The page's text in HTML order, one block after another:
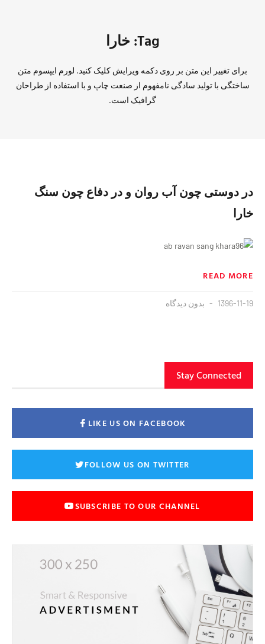
Tag: خارا
برای تغییر این متن بر روی دکمه ویرایش کلیک کنید. لورم ایپسوم متن
ساختگی با تولید سادگی نامفهوم از صنعت چاپ و با استفاده از طراحان
گرافیک است.
در دوستى چون آب روان و در دفاع چون سنگ
خارا
READ MORE
1396-11-19 بدون دیدگاه
Stay Connected
LIKE US ON FACEBOOK
FOLLOW US ON TWITTER
SUBSCRIBE TO OUR CHANNEL